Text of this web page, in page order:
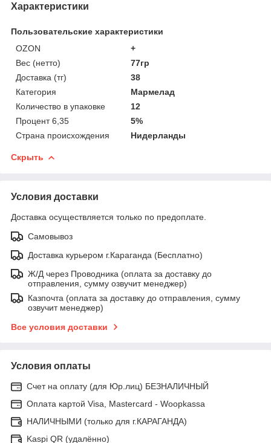
Характеристики
Пользовательские характеристики
OZON
+
Вес (нетто)
77гр
Доставка (тг)
38
Категория
Мармелад
Количество в упаковке
12
Процент 6,35
5%
Страна происхождения
Нидерланды
Скрыть
Условия доставки
Доставка осуществляется только по предоплате.
Самовывоз
Доставка курьером г.Караганда (Бесплатно)
Ж/Д через Проводника (оплата за доставку до
отправления, сумму озвучит менеджер)
Казпочта (оплата за доставку до отправления, сумму
озвучит менеджер)
Все условия доставки
Условия оплаты
Счет на оплату (для Юр.лиц) БЕЗНАЛИЧНЫЙ
Оплата картой Visa, Mastercard - Woopkassa
НАЛИЧНЫМИ (только для г.КАРАГАНДА)
Kaspi QR (удалённо)